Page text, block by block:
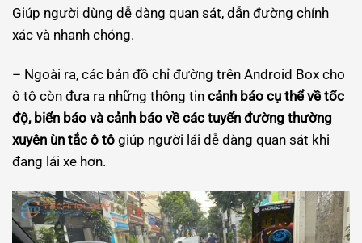
Giúp người dùng dễ dàng quan sát, dẫn đường chính
xác và nhanh chóng.
– Ngoài ra, các bản đồ chỉ đường trên Android Box cho
ô tô còn đưa ra những thông tin cảnh báo cụ thể về tốc
độ, biển báo và cảnh báo về các tuyến đường thường
xuyên ùn tắc ô tô giúp người lái dễ dàng quan sát khi
đang lái xe hơn.